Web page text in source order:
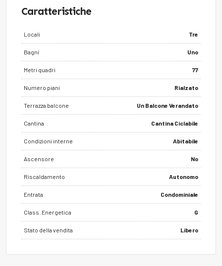
Caratteristiche
Locali Tre
Bagni Uno
Metri quadri 77
Numero piani Rialzato
Terrazza balcone Un Balcone Verandato
Cantina Cantina Ciclabile
Condizioni interne Abitabile
Ascensore No
Riscaldamento Autonomo
Entrata Condominiale
Class. Energetica G
Stato della vendita Libero